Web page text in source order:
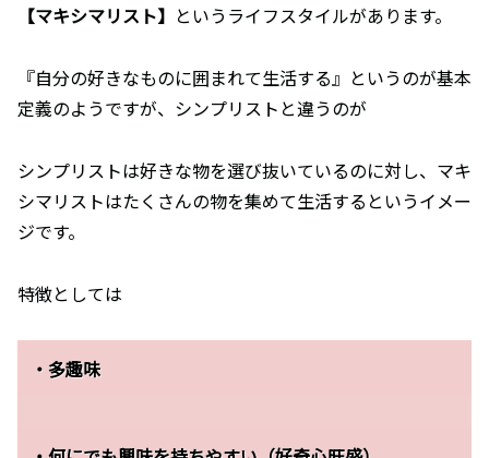
【マキシマリスト】 というライフスタイルがあります。
『自分の好きなものに囲まれて生活する』というのが基本
定義のようですが、シンプリストと違うのが
シンプリストは好きな物を選び抜いているのに対し、マキ
シマリストはたくさんの物を集めて生活するというイメー
ジです。
特徴としては
・多趣味